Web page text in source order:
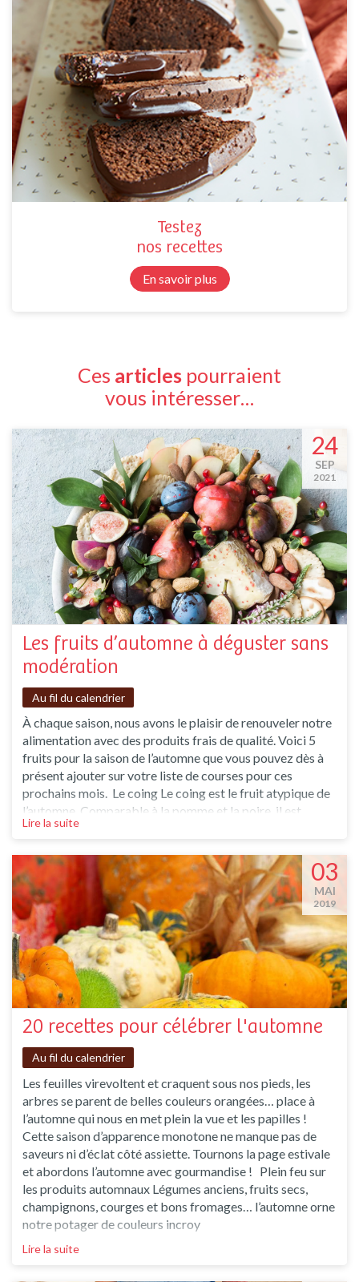
Testez
nos recettes
En savoir plus
Ces articles pourraient
vous intéresser…
24
SEP
2021
Les fruits d’automne à déguster sans
modération
Au fil du calendrier
À chaque saison, nous avons le plaisir de renouveler notre
alimentation avec des produits frais de qualité. Voici 5
fruits pour la saison de l’automne que vous pouvez dès à
présent ajouter sur votre liste de courses pour ces
prochains mois. Le coing Le coing est le fruit atypique de
l’automne. Comparable à la pomme et la poire, il est
étonnamment acidulé et se mange cuit. C’est un fruit
tartines du matin. Le coing à déc
Lire la suite
03
MAI
2019
20 recettes pour célébrer l'automne
Au fil du calendrier
Les feuilles virevoltent et craquent sous nos pieds, les
arbres se parent de belles couleurs orangées… place à
l’automne qui nous en met plein la vue et les papilles !
Cette saison d’apparence monotone ne manque pas de
saveurs ni d’éclat côté assiette. Tournons la page estivale
et abordons l’automne avec gourmandise ! Plein feu sur
les produits automnaux Légumes anciens, fruits secs,
champignons, courges et bons fromages… l’automne orne
notre potager de couleurs incroy
Lire la suite